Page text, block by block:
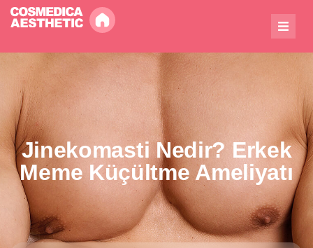
Jinekomasti Nedir? Erkek
Meme Küçültme Ameliyatı